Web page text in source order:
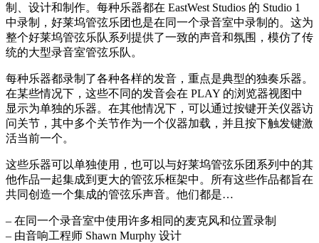
制、设计和制作。每种乐器都在 EastWest Studios 的 Studio 1
中录制，好莱坞管弦乐团也是在同一个录音室中录制的。这为
整个好莱坞管弦乐队系列提供了一致的声音和氛围，模仿了传
统的大型录音室管弦乐队。
每种乐器都录制了各种各样的发音，重点是典型的独奏乐器。
在某些情况下，这些不同的发音会在 PLAY 的浏览器视图中
显示为单独的乐器。在其他情况下，可以通过按键开关仪器访
问关节，其中多个关节作为一个仪器加载，并且按下触发键激
活当前一个。
这些乐器可以单独使用，也可以与好莱坞管弦乐团系列中的其
他作品一起集成到更大的管弦乐框架中。所有这些作品都旨在
共同创造一个集成的管弦乐声音。他们都是…
– 在同一个录音室中使用许多相同的麦克风和位置录制
– 由音响工程师 Shawn Murphy 设计